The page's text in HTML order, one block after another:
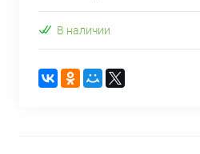
В наличии